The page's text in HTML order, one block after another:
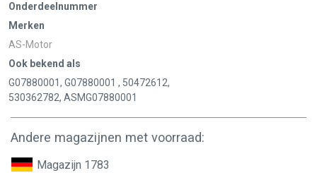
Onderdeelnummer
Merken
AS-Motor
Ook bekend als
G07880001, G07880001 , 50472612,
530362782, ASMG07880001
Andere magazijnen met voorraad:
Magazijn 1783